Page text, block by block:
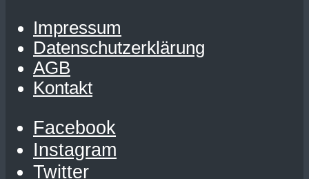
Impressum
Datenschutzerklärung
AGB
Kontakt
Facebook
Instagram
Twitter